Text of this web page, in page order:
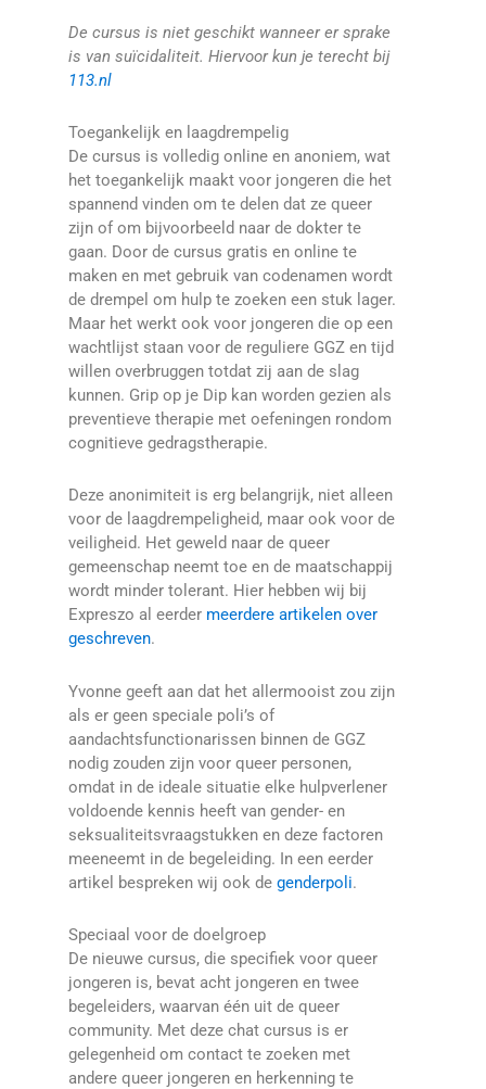
De cursus is niet geschikt wanneer er sprake
is van suïcidaliteit. Hiervoor kun je terecht bij
113.nl
Toegankelijk en laagdrempelig
De cursus is volledig online en anoniem, wat
het toegankelijk maakt voor jongeren die het
spannend vinden om te delen dat ze queer
zijn of om bijvoorbeeld naar de dokter te
gaan. Door de cursus gratis en online te
maken en met gebruik van codenamen wordt
de drempel om hulp te zoeken een stuk lager.
Maar het werkt ook voor jongeren die op een
wachtlijst staan voor de reguliere GGZ en tijd
willen overbruggen totdat zij aan de slag
kunnen. Grip op je Dip kan worden gezien als
preventieve therapie met oefeningen rondom
cognitieve gedragstherapie.
Deze anonimiteit is erg belangrijk, niet alleen
voor de laagdrempeligheid, maar ook voor de
veiligheid. Het geweld naar de queer
gemeenschap neemt toe en de maatschappij
wordt minder tolerant. Hier hebben wij bij
Expreszo al eerder meerdere artikelen over
geschreven.
Yvonne geeft aan dat het allermooist zou zijn
als er geen speciale poli’s of
aandachtsfunctionarissen binnen de GGZ
nodig zouden zijn voor queer personen,
omdat in de ideale situatie elke hulpverlener
voldoende kennis heeft van gender- en
seksualiteitsvraagstukken en deze factoren
meeneemt in de begeleiding. In een eerder
artikel bespreken wij ook de genderpoli.
Speciaal voor de doelgroep
De nieuwe cursus, die specifiek voor queer
jongeren is, bevat acht jongeren en twee
begeleiders, waarvan één uit de queer
community. Met deze chat cursus is er
gelegenheid om contact te zoeken met
andere queer jongeren en herkenning te